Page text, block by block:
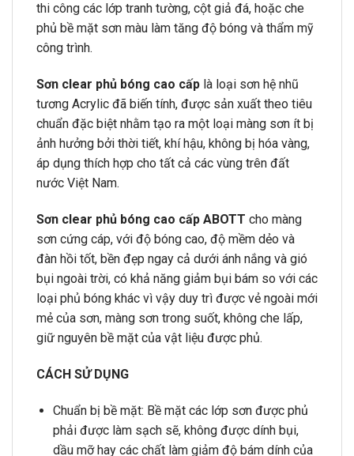
thi công các lớp tranh tường, cột giả đá, hoặc che
phủ bề mặt sơn màu làm tăng độ bóng và thẩm mỹ
công trình.
Sơn clear phủ bóng cao cấp là loại sơn hệ nhũ
tương Acrylic đã biến tính, được sản xuất theo tiêu
chuẩn đặc biệt nhằm tạo ra một loại màng sơn ít bị
ảnh hưởng bởi thời tiết, khí hậu, không bị hóa vàng,
áp dụng thích hợp cho tất cả các vùng trên đất
nước Việt Nam.
Sơn clear phủ bóng cao cấp ABOTT cho màng
sơn cứng cáp, với độ bóng cao, độ mềm dẻo và
đàn hồi tốt, bền đẹp ngay cả dưới ánh nắng và gió
bụi ngoài trời, có khả năng giảm bụi bám so với các
loại phủ bóng khác vì vậy duy trì được vẻ ngoài mới
mẻ của sơn, màng sơn trong suốt, không che lấp,
giữ nguyên bề mặt của vật liệu được phủ.
CÁCH SỬ DỤNG
Chuẩn bị bề mặt: Bề mặt các lớp sơn được phủ
phải được làm sạch sẽ, không được dính bụi,
dầu mỡ hay các chất làm giảm độ bám dính của